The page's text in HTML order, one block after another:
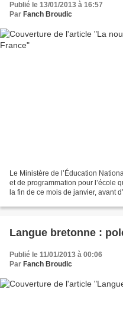
Publié le 13/01/2013 à 16:57
Par Fanch Broudic
Le Ministère de l’Éducation
et de programmation pour l’école
la fin de ce mois de janvier, avant
Langue bretonne :
Publié le 11/01/2013 à 00:06
Par Fanch Broudic